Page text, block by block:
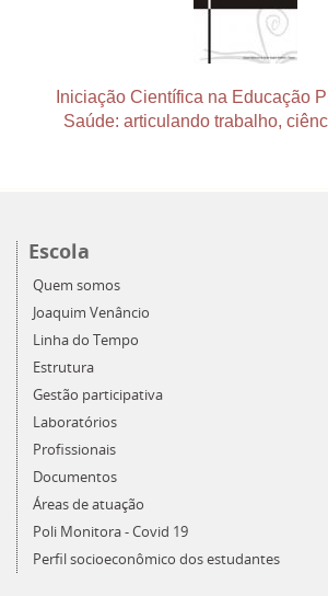
Iniciação Científica na Educação
Saúde: articulando trabalho,
Escola
Quem somos
Joaquim Venâncio
Linha do Tempo
Estrutura
Gestão participativa
Laboratórios
Profissionais
Documentos
Áreas de atuação
Poli Monitora - Covid 19
Perfil socioeconômico dos estudantes